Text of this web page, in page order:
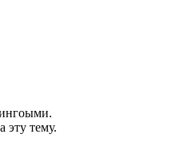
эту тему.